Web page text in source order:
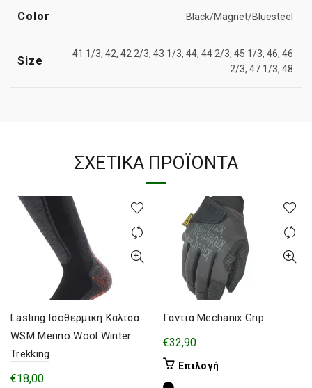
Color Black/Magnet/Bluesteel
Size
41 1/3, 42, 42 2/3, 43 1/3, 44, 44 2/3, 45 1/3, 46, 46
2/3, 47 1/3, 48
ΣΧΕΤΙΚΆ ΠΡΟΪΌΝΤΑ
Lasting Ισοθερμικη Καλτσα
WSM Merino Wool Winter
Trekking
€18,00
Γαντια Mechanix Grip
€32,90
Επιλογή